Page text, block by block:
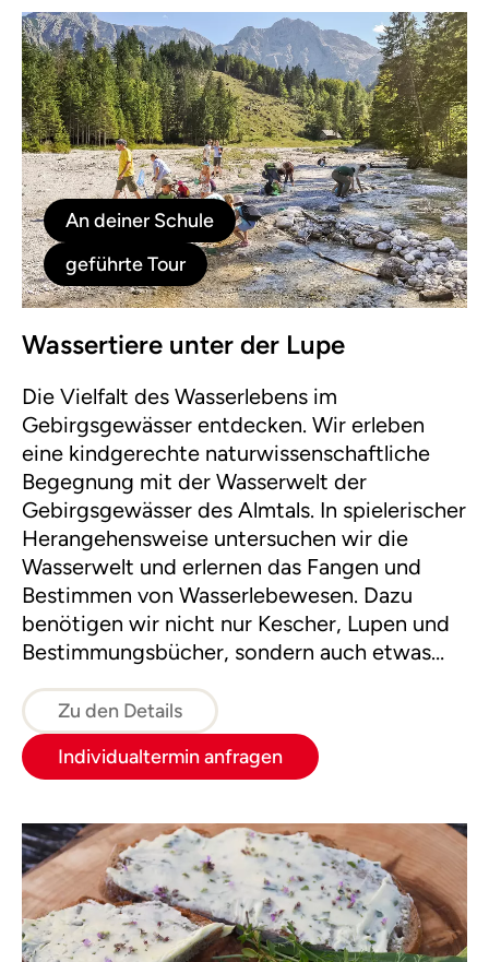
An deiner Schule
geführte Tour
Wassertiere unter der Lupe
Die Vielfalt des Wasserlebens im
Gebirgsgewässer entdecken. Wir erleben
eine kindgerechte naturwissenschaftliche
Begegnung mit der Wasserwelt der
Gebirgsgewässer des Almtals. In spielerischer
Herangehensweise untersuchen wir die
Wasserwelt und erlernen das Fangen und
Bestimmen von Wasserlebewesen. Dazu
benötigen wir nicht nur Kescher, Lupen und
Bestimmungsbücher, sondern auch etwas
Zu den Details
Individualtermin anfragen